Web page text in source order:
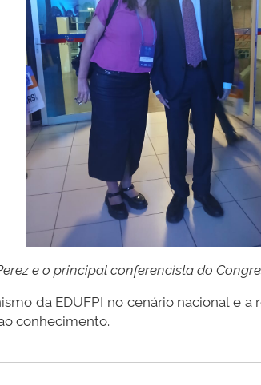
e o principal conferencista do
da EDUFPI no cenário nacional e
conhecimento.